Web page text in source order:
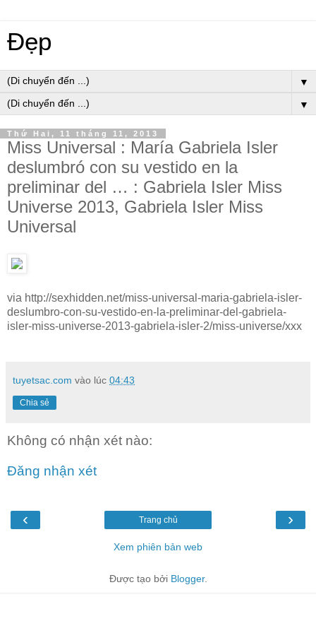
Đẹp
▼
▼
Thứ Hai, 11 tháng 11, 2013
Miss Universal : María Gabriela Isler
deslumbró con su vestido en la
preliminar del … : Gabriela Isler Miss
Universe 2013, Gabriela Isler Miss
Universal
via http://sexhidden.net/miss-universal-maria-gabriela-isler-
deslumbro-con-su-vestido-en-la-preliminar-del-gabriela-
isler-miss-universe-2013-gabriela-isler-2/miss-universe/xxx
tuyetsac.com vào lúc 04:43
Chia sẻ
Không có nhận xét nào:
Đăng nhận xét
‹ ›
Trang chủ
Xem phiên bản web
Được tạo bởi Blogger.